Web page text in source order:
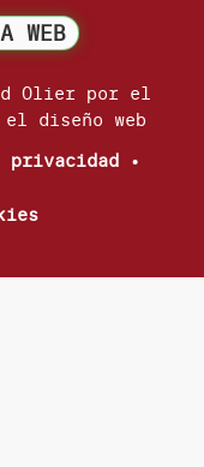
Olier por el
diseño web
•
WEB